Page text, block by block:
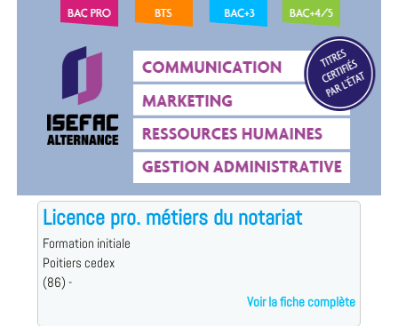
Licence pro. métiers du notariat
Formation initiale
Poitiers cedex
(86) -
Voir la fiche complète